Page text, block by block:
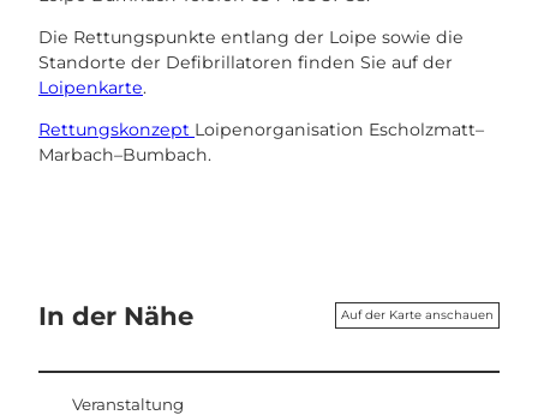
Die Rettungspunkte entlang der Loipe sowie die
Standorte der Defibrillatoren finden Sie auf der
Loipenkarte.
Rettungskonzept Loipenorganisation Escholzmatt–
Marbach–Bumbach.
In der Nähe Auf der Karte anschauen
Veranstaltung